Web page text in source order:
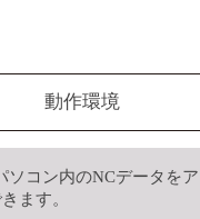
動作環境
ソコン内のNCデータをア
ます。